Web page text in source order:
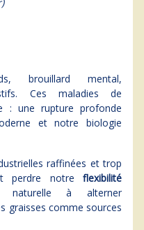
brouillard mental,
Ces maladies de
: une rupture profonde
et notre biologie
raffinées et trop
perdre notre flexibilité
naturelle à alterner
graisses comme sources